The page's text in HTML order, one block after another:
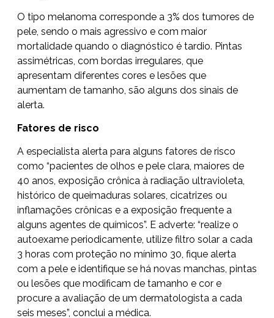
O tipo melanoma corresponde a 3% dos tumores de
pele, sendo o mais agressivo e com maior
mortalidade quando o diagnóstico é tardio. Pintas
assimétricas, com bordas irregulares, que
apresentam diferentes cores e lesões que
aumentam de tamanho, são alguns dos sinais de
alerta.
Fatores de risco
A especialista alerta para alguns fatores de risco
como “pacientes de olhos e pele clara, maiores de
40 anos, exposição crônica à radiação ultravioleta,
histórico de queimaduras solares, cicatrizes ou
inflamações crônicas e a exposição frequente a
alguns agentes de químicos”. E adverte: “realize o
autoexame periodicamente, utilize filtro solar a cada
3 horas com proteção no mínimo 30, fique alerta
com a pele e identifique se há novas manchas, pintas
ou lesões que modificam de tamanho e cor e
procure a avaliação de um dermatologista a cada
seis meses”, conclui a médica.